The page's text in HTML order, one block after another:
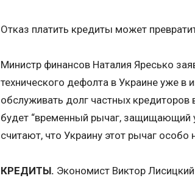
Отказ пла­тить кредиты может
Министр финансов Наталия Яресько
технического дефолта в Украине уже
обслуживать долг частных
будет “временный рычаг, защищающий
считают, что Украину этот рычаг особо
КРЕДИТЫ. Экономист Виктор